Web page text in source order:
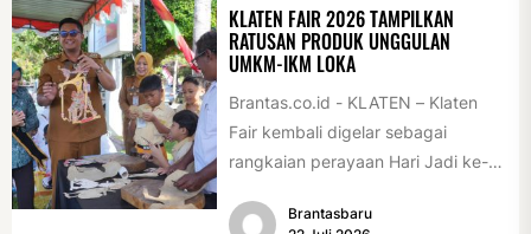
KLATEN FAIR 2026 TAMPILKAN
RATUSAN PRODUK UNGGULAN
UMKM-IKM LOKA
Brantas.co.id - KLATEN – Klaten
Fair kembali digelar sebagai
rangkaian perayaan Hari Jadi ke-
Acara ini digelar...
Brantasbaru